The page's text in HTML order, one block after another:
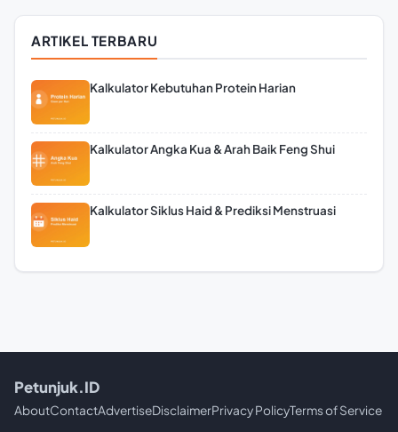
ARTIKEL TERBARU
Kalkulator Kebutuhan Protein Harian
Kalkulator Angka Kua & Arah Baik Feng Shui
Kalkulator Siklus Haid & Prediksi Menstruasi
Petunjuk.ID
AboutContactAdvertiseDisclaimerPrivacy PolicyTerms of Service